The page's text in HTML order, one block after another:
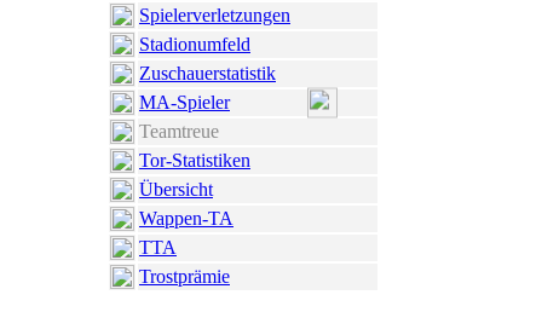
Spielerverletzungen
Stadionumfeld
Zuschauerstatistik
MA-Spieler
Teamtreue
Tor-Statistiken
Übersicht
Wappen-TA
TTA
Trostprämie